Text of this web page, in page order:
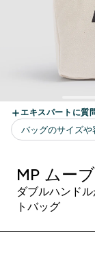
MP ムー
ダブルハンド
トバッグ